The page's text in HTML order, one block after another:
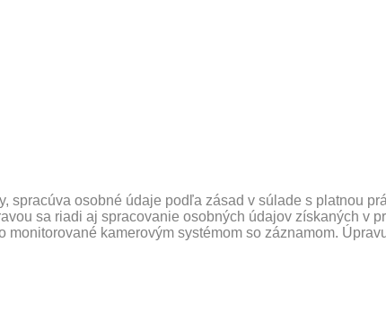
osobné údaje podľa zásad v súlade s platnou
sa riadi aj spracovanie osobných údajov získaných v
kamerovým systémom so záznamom.